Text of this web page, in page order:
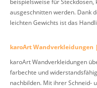
ausgeschnitten werden. Dank
leichten Gewichts ist das
karoArt Wandverkleidungen
karoArt Wandverkleidungen
farbechte und
nachbilden. Mit ihrer Schneid-